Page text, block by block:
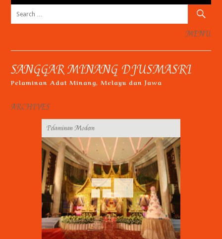
MENU
Skip
content
SANGGAR MINANG DJUSMASRI
Pelaminan Adat Minang, Melayu dan Jawa
ARCHIVES
Pelaminan Modern
Gallery